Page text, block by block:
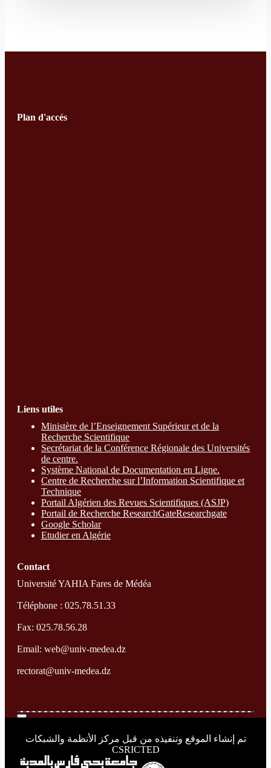
Plan d'accés
Liens utiles
Ministère de l’Enseignement Supérieur et de la
Recherche Scientifique
Secrétariat de la Conférence Régionale des Universités
de centre.
Système National de Documentation en Ligne.
Centre de Recherche sur l’Information Scientifique et
Technique
Portail Algérien des Revues Scientifiques (ASJP)
Portail de Recherche ResearchGateResearchgate
Google Scholar
Etudier en Algérie
Contact
Université YAHIA Fares de Médéa
Téléphone : 025.78.51.33
Fax: 025.78.56.28
Email: web@univ-medea.dz
rectorat@univ-medea.dz
تم إنشاء الموقع وتنفيذه من قبل مركز الأنظمة والشبكات
CSRICTED